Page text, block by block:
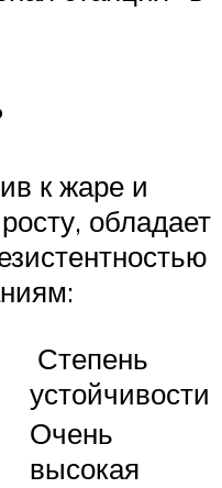
к жаре и
обладает
Степень
устойчивости
Очень
высокая